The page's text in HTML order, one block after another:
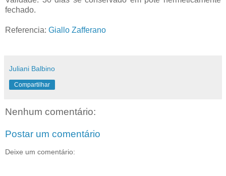
fechado.
Referencia: Giallo Zafferano
Juliani Balbino
Compartilhar
Nenhum comentário:
Postar um comentário
Deixe um comentário: